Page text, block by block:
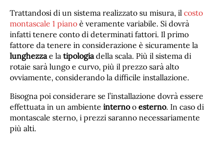
Trattandosi di un sistema realizzato su misura, il costo
montascale 1 piano è veramente variabile. Si dovrà
infatti tenere conto di determinati fattori. Il primo
fattore da tenere in considerazione è sicuramente la
lunghezzae la tipologiadella scala. Più il sistema di
rotaie sarà lungo e curvo, più il prezzo sarà alto
ovviamente, considerando la difficile installazione.
Bisogna poi considerare se l’installazione dovrà essere
effettuata in un ambiente internoo esterno. In caso di
montascale sterno, i prezzi saranno necessariamente
più alti.